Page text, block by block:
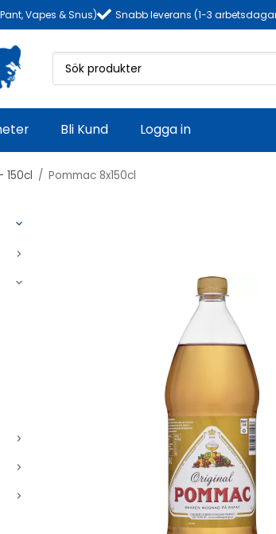
Vapes & Snus) Snabb leverans (1-3
Bli Kund Logga in
150cl / Pommac 8x150cl